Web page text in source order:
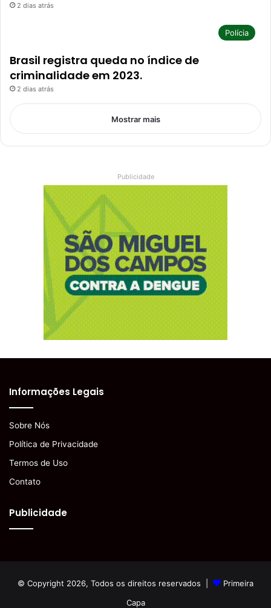
2 dias atrás
Polícia
Brasil registra queda no índice de
criminalidade em 2023.
2 dias atrás
Mostrar mais
Publicidade
Informações Legais
Sobre Nós
Política de Privacidade
Termos de Uso
Contato
Publicidade
© Copyright 2026, Todos os direitos reservados |
Primeira
Capa